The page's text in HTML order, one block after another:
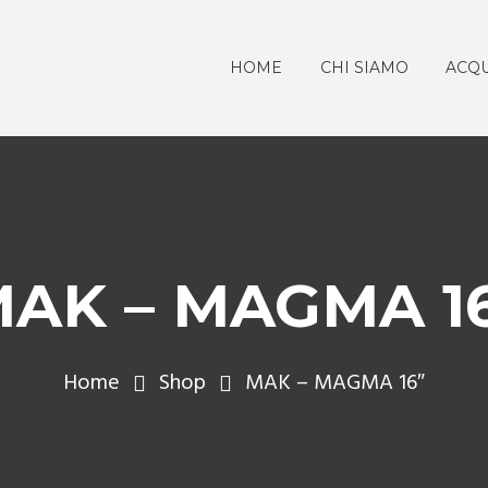
HOME CHI SIAMO
– MAGMA
Home Shop MAK – MAGMA 16″